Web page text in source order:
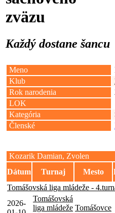
zväzu
Každý dostane šancu
Meno
Klub
Rok narodenia
LOK
Kategória
Členské
Kozarik Damian, Zvolen
Dátum
Turnaj Mesto
Tomášovská liga mládeže -
2026-
Tomášovská
liga mládeže Tomášovce